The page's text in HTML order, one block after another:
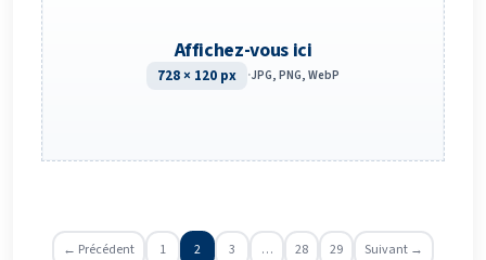
Affichez-vous ici
728 × 120 px ·JPG, PNG, WebP
← Précédent 1 2 3 … 28 29 Suivant →